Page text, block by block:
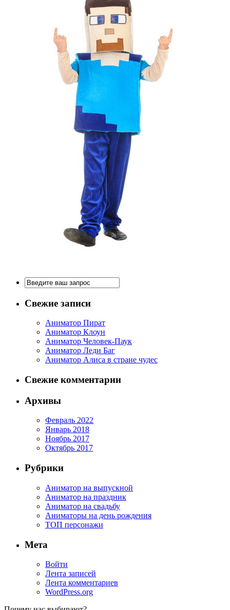
Свежие записи
Аниматор Пират
Аниматор Клоун
Аниматор Человек-Паук
Аниматор Леди Баг
Аниматор Алиса в стране чудес
Свежие комментарии
Архивы
Февраль 2022
Январь 2018
Ноябрь 2017
Октябрь 2017
Рубрики
Аниматор на выпускной
Аниматор на праздник
Аниматор на свадьбу
Аниматоры на день рождения
ТОП персонажи
Мета
Войти
Лента записей
Лента комментариев
WordPress.org